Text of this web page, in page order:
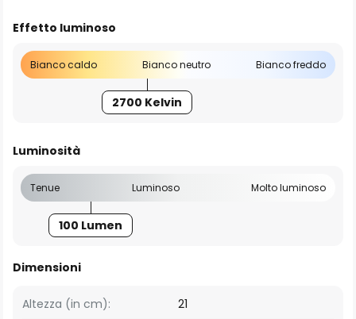
Effetto luminoso
Bianco caldo Bianco neutro Bianco freddo
2700 Kelvin
Luminosità
Tenue Luminoso Molto luminoso
100 Lumen
Dimensioni
Altezza (in cm):
21